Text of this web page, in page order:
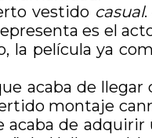
vestido casual.
es el
película ya
acaba de
montaje
de